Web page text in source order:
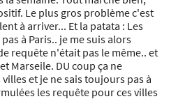
Le plus gros problème c'est
à arriver... Et la patata : Les
à Paris.. je me suis alors
requête n'était pas le même.. et
Marseile. DU coup ça ne
et je ne sais toujours pas à
les requête pour ces villes